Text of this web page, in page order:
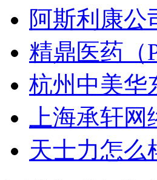
阿斯利康公
精鼎医药（
杭州中美华
上海承轩
天士力怎么